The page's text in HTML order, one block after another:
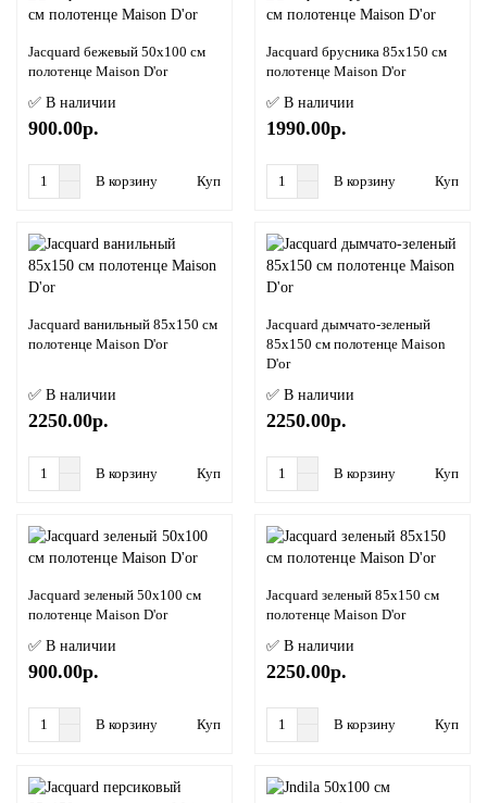
Jacquard бежевый 50x100 см
полотенце Maison D'or
✅ В наличии
900.00р.
В корзину Купить в 1 клик
Jacquard брусника 85x150 см
полотенце Maison D'or
✅ В наличии
1990.00р.
В корзину Купить
Jacquard ванильный 85x150 см
полотенце Maison D'or
✅ В наличии
2250.00р.
В корзину Купить в 1 клик
Jacquard дымчато-зеленый
85x150 см полотенце Maison
D'or
✅ В наличии
2250.00р.
В корзину Купить
Jacquard зеленый 50x100 см
полотенце Maison D'or
✅ В наличии
900.00р.
В корзину Купить в 1 клик
Jacquard зеленый 85x150 см
полотенце Maison D'or
✅ В наличии
2250.00р.
В корзину Купить